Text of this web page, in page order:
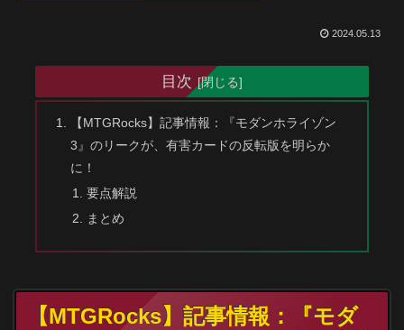
2024.05.13
目次
【MTGRocks】記事情報：『モダンホライゾン
3』のリークが、有害カードの反転版を明らか
に！
要点解説
まとめ
【MTGRocks】記事情報：『モダ